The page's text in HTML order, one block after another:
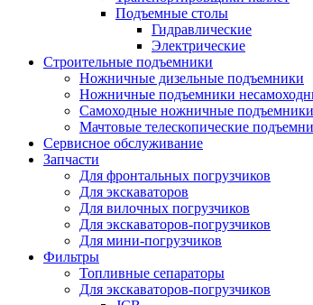
Подъемные столы
Гидравлические
Электрические
Строительные подъемники
Ножничные дизельные подъемники
Ножничные подъемники
Самоходные ножничные подъемники
Мачтовые телескопические
Сервисное обслуживание
Запчасти
Для фронтальных погрузчиков
Для экскаваторов
Для вилочных погрузчиков
Для экскаваторов-погрузчиков
Для мини-погрузчиков
Фильтры
Топливные сепараторы
Для экскаваторов-погрузчиков